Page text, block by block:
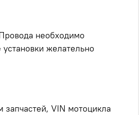
необходимо
желательно
VIN мотоцикла